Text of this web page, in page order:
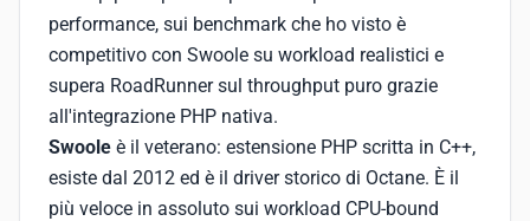
performance, sui benchmark che ho visto è
competitivo con Swoole su workload realistici e
supera RoadRunner sul throughput puro grazie
all'integrazione PHP nativa.
Swoole è il veterano: estensione PHP scritta in C++,
esiste dal 2012 ed è il driver storico di Octane. È il
più veloce in assoluto sui workload CPU-bound